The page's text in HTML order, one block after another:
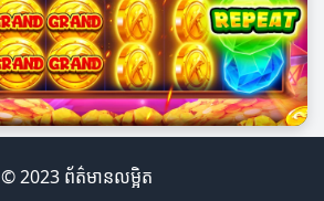
© 2023 ព័ត៌មានលម្អិត